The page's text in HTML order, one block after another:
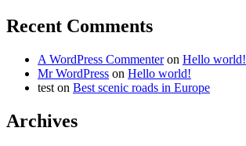
Recent Comments
A WordPress Commenteron Hello world!
Mr WordPress on Hello world!
test on Best scenic roads in Europe
Archives